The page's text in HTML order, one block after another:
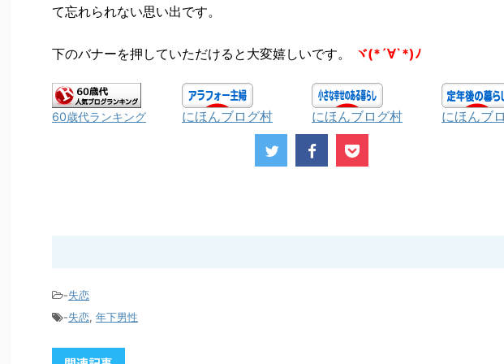
て忘れられない思い出です。
下のバナーを押していただけると大変嬉しいです。 ヾ(*´∀`*)ﾉ
60歳代ランキング にほんブログ村 にほんブログ村 にほんブ
-失恋
-失恋, 年下男性